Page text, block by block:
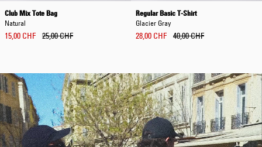
Club Mix Tote Bag
Natural
15,00 CHF 25,00 CHF
Regular Basic T-Shirt
Glacier Gray
28,00 CHF 40,00 CHF